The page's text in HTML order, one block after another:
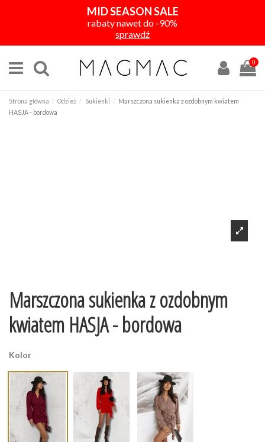
MID SEASON SALE
rabaty nawet do -90%
sprawdź
0
Strona główna Odzież Sukienki
Marszczona sukienka z ozdobnym kwiatem
HASJA - bordowa
Marszczona sukienka z ozdobnym
kwiatem HASJA - bordowa
Kolor